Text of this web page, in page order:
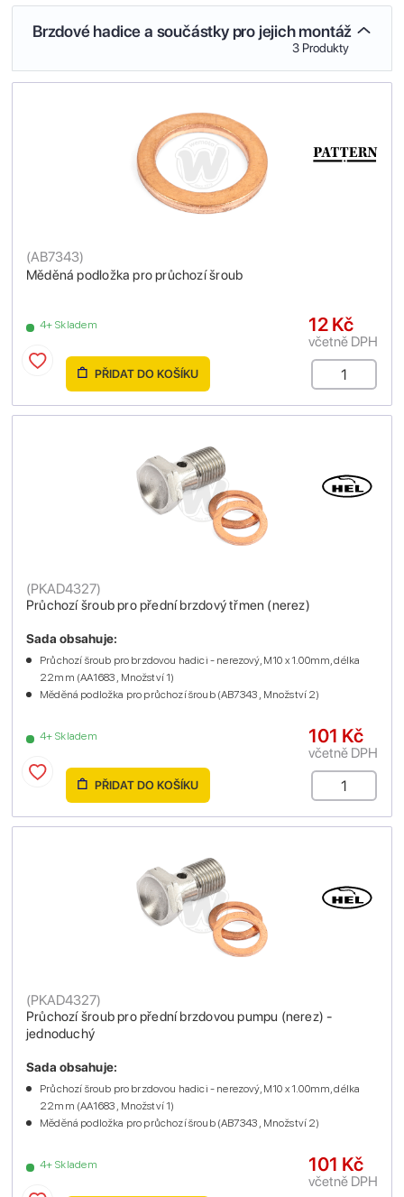
Brzdové hadice a součástky pro jejich montáž
3 Produkty
Měděná podložka pro průchozí šroub
(AB7343)
4+ Skladem 12 Kč
včetně DPH
PŘIDAT DO KOŠÍKU
Průchozí šroub pro přední brzdový třmen (nerez)
(PKAD4327)
4+ Skladem
Sada obsahuje:
Průchozí šroub pro brzdovou hadici - nerezový, M10 x 1.00mm, délka
22mm (AA1683 , Množství 1)
Měděná podložka pro průchozí šroub (AB7343 , Množství 2)
101 Kč
včetně DPH
PŘIDAT DO KOŠÍKU
Průchozí šroub pro přední brzdovou pumpu (nerez) -
jednoduchý
(PKAD4327)
4+ Skladem
Sada obsahuje:
Průchozí šroub pro brzdovou hadici - nerezový, M10 x 1.00mm, délka
22mm (AA1683 , Množství 1)
Měděná podložka pro průchozí šroub (AB7343 , Množství 2)
101 Kč
včetně DPH